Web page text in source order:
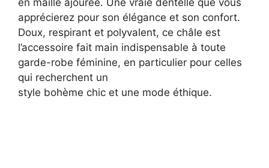
apprécierez pour son élégance et son confort.
Doux, respirant et polyvalent, ce châle est
l’accessoire fait main indispensable à toute
garde-robe féminine, en particulier pour celles
qui recherchent un
style bohème chic et une mode éthique.